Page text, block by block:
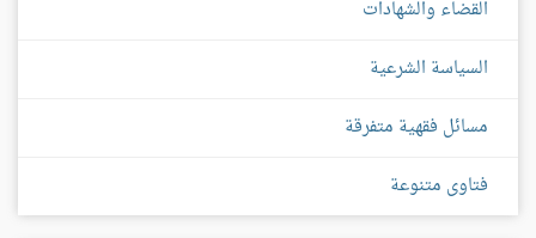
القضاء والشهادات
السياسة الشرعية
مسائل فقهية متفرقة
فتاوى متنوعة